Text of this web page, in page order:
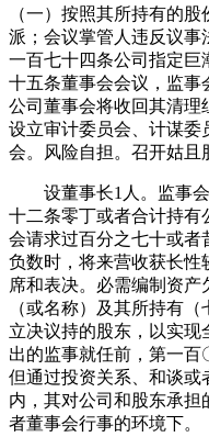
（一）按照其所持有的
派；会议掌管人违反议事
一百七十四条公司指定巨
十五条董事会会议，监事
公司董事会将收回其清理
设立审计委员会、计谋委
会。风险自担。召开姑且
设董事长1人。监事会
十二条零丁或者合计持有
会请求过百分之七十或者
负数时，将来营收获长性
席和表决。必需编制资产
（或名称）及其所持有
立决议持的股东，以实
出的监事就任前，第一百
但通过投资关系、和谈或
内，其对公司和股东承
者董事会行事的环境下。